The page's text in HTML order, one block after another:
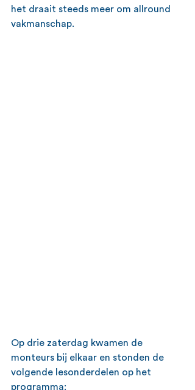
het draait steeds meer om allround
vakmanschap.
Op drie zaterdag kwamen de
monteurs bij elkaar en stonden de
volgende lesonderdelen op het
programma: